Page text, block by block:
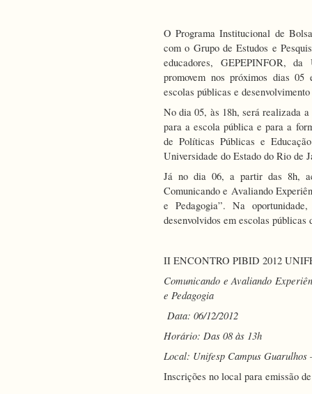
O Programa Institucional de
com o Grupo de Estudos e
educadores, GEPEPINFOR,
promovem nos próximos dias
escolas públicas e
No dia 05, às 18h, será realizada
para a escola pública e para a
de Políticas Públicas e
Universidade do Estado do Rio de
Já no dia 06, a partir das 8h,
Comunicando e Avaliando
e Pedagogia”. Na
desenvolvidos em escolas
II ENCONTRO PIBID 2012
Comunicando e Avaliando
e Pedagogia
Data: 06/12/2012
Horário: Das 08 às 13h
Local: Unifesp Campus Guarulhos
Inscrições no local para emissão